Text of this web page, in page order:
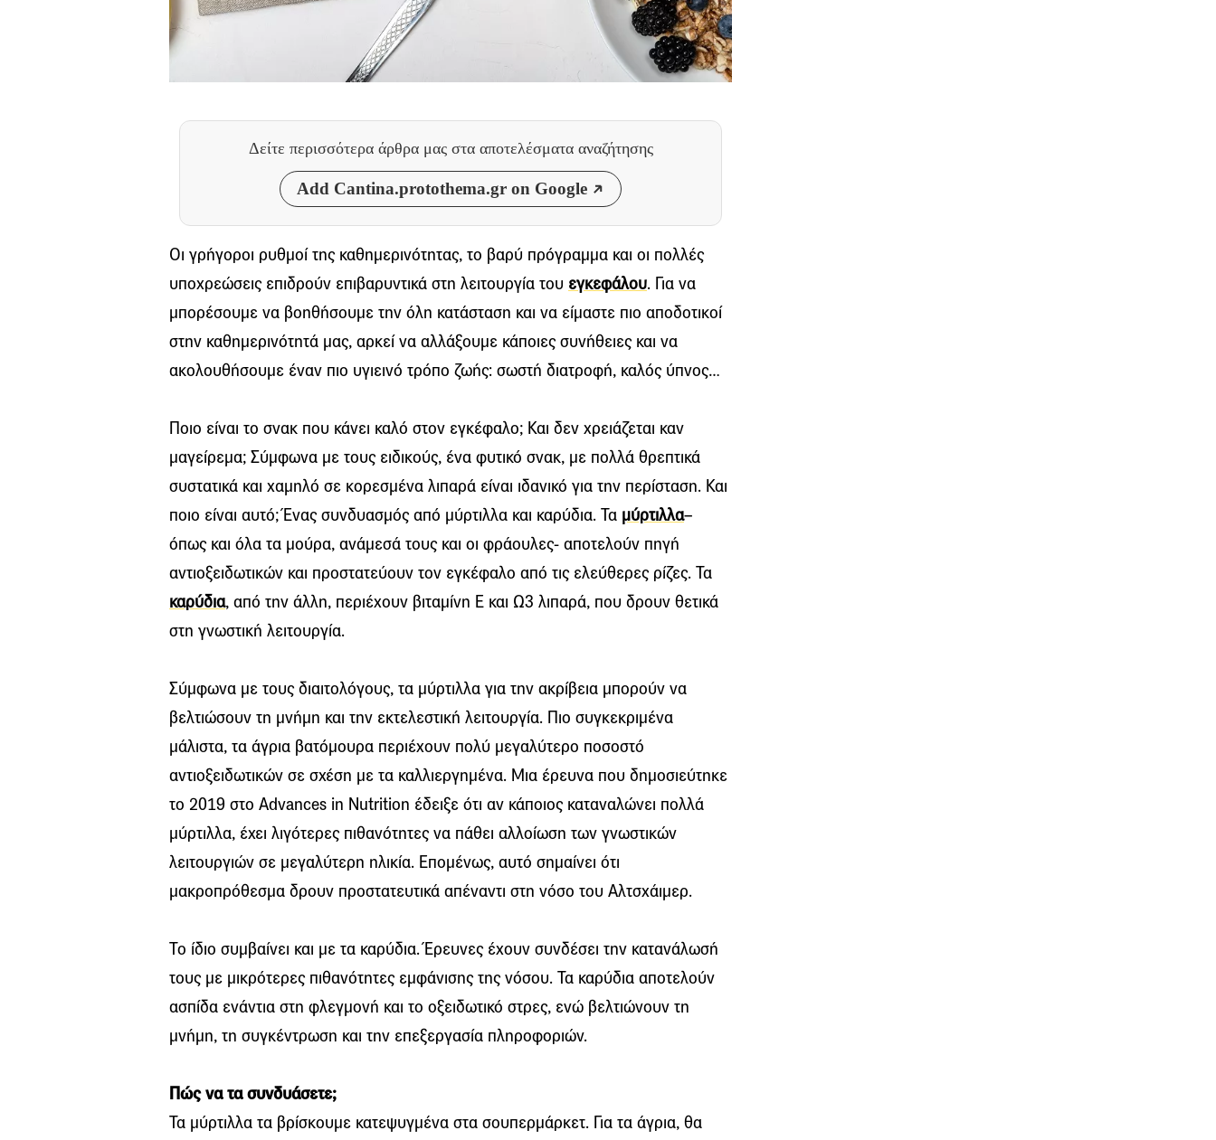
Δείτε περισσότερα άρθρα μας στα αποτελέσματα αναζήτησης
Add Cantina.protothema.gr on Google
Οι γρήγοροι ρυθμοί της καθημερινότητας, το βαρύ πρόγραμμα και οι πολλές
υποχρεώσεις επιδρούν επιβαρυντικά στη λειτουργία του εγκεφάλου. Για να
μπορέσουμε να βοηθήσουμε την όλη κατάσταση και να είμαστε πιο αποδοτικοί
στην καθημερινότητά μας, αρκεί να αλλάξουμε κάποιες συνήθειες και να
ακολουθήσουμε έναν πιο υγιεινό τρόπο ζωής: σωστή διατροφή, καλός ύπνος…
Ποιο είναι το σνακ που κάνει καλό στον εγκέφαλο; Και δεν χρειάζεται καν
μαγείρεμα; Σύμφωνα με τους ειδικούς, ένα φυτικό σνακ, με πολλά θρεπτικά
συστατικά και χαμηλό σε κορεσμένα λιπαρά είναι ιδανικό για την περίσταση. Και
ποιο είναι αυτό; Ένας συνδυασμός από μύρτιλλα και καρύδια. Τα μύρτιλλα–
όπως και όλα τα μούρα, ανάμεσά τους και οι φράουλες- αποτελούν πηγή
αντιοξειδωτικών και προστατεύουν τον εγκέφαλο από τις ελεύθερες ρίζες. Τα
καρύδια, από την άλλη, περιέχουν βιταμίνη Ε και Ω3 λιπαρά, που δρουν θετικά
στη γνωστική λειτουργία.
Σύμφωνα με τους διαιτολόγους, τα μύρτιλλα για την ακρίβεια μπορούν να
βελτιώσουν τη μνήμη και την εκτελεστική λειτουργία. Πιο συγκεκριμένα
μάλιστα, τα άγρια βατόμουρα περιέχουν πολύ μεγαλύτερο ποσοστό
αντιοξειδωτικών σε σχέση με τα καλλιεργημένα. Μια έρευνα που δημοσιεύτηκε
το 2019 στο Advances in Nutrition έδειξε ότι αν κάποιος καταναλώνει πολλά
μύρτιλλα, έχει λιγότερες πιθανότητες να πάθει αλλοίωση των γνωστικών
λειτουργιών σε μεγαλύτερη ηλικία. Επομένως, αυτό σημαίνει ότι
μακροπρόθεσμα δρουν προστατευτικά απέναντι στη νόσο του Αλτσχάιμερ.
Το ίδιο συμβαίνει και με τα καρύδια. Έρευνες έχουν συνδέσει την κατανάλωσή
τους με μικρότερες πιθανότητες εμφάνισης της νόσου. Τα καρύδια αποτελούν
ασπίδα ενάντια στη φλεγμονή και το οξειδωτικό στρες, ενώ βελτιώνουν τη
μνήμη, τη συγκέντρωση και την επεξεργασία πληροφοριών.
Πώς να τα συνδυάσετε;
Τα μύρτιλλα τα βρίσκουμε κατεψυγμένα στα σουπερμάρκετ. Για τα άγρια, θα